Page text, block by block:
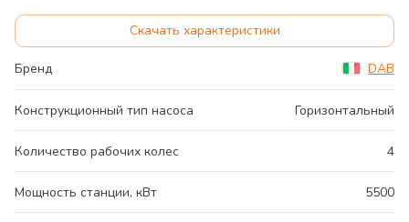
Скачать характеристики
Бренд DAB
Конструкционный тип насоса Горизонтальный
Количество рабочих колес 4
Мощность станции, кВт 5500